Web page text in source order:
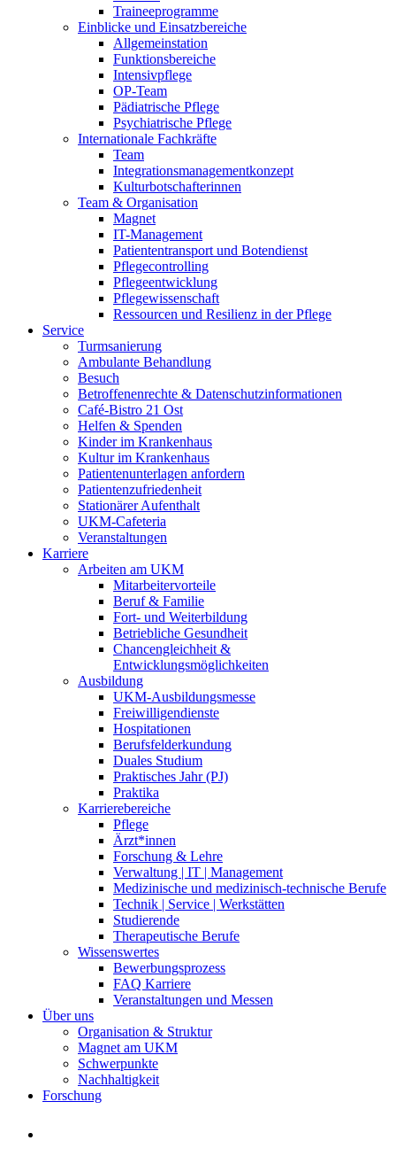
Traineeprogramme
Einblicke und Einsatzbereiche
Allgemeinstation
Funktionsbereiche
Intensivpflege
OP-Team
Pädiatrische Pflege
Psychiatrische Pflege
Internationale Fachkräfte
Team
Integrationsmanagementkonzept
Kulturbotschafterinnen
Team & Organisation
Magnet
IT-Management
Patiententransport und Botendienst
Pflegecontrolling
Pflegeentwicklung
Pflegewissenschaft
Ressourcen und Resilienz in der Pflege
Service
Turmsanierung
Ambulante Behandlung
Besuch
Betroffenenrechte & Datenschutzinformationen
Café-Bistro 21 Ost
Helfen & Spenden
Kinder im Krankenhaus
Kultur im Krankenhaus
Patientenunterlagen anfordern
Patientenzufriedenheit
Stationärer Aufenthalt
UKM-Cafeteria
Veranstaltungen
Karriere
Arbeiten am UKM
Mitarbeitervorteile
Beruf & Familie
Fort- und Weiterbildung
Betriebliche Gesundheit
Chancengleichheit &
Entwicklungsmöglichkeiten
Ausbildung
UKM-Ausbildungsmesse
Freiwilligendienste
Hospitationen
Berufsfelderkundung
Duales Studium
Praktisches Jahr (PJ)
Praktika
Karrierebereiche
Pflege
Ärzt*innen
Forschung & Lehre
Verwaltung | IT | Management
Medizinische und medizinisch-technische Berufe
Technik | Service | Werkstätten
Studierende
Therapeutische Berufe
Wissenswertes
Bewerbungsprozess
FAQ Karriere
Veranstaltungen und Messen
Über uns
Organisation & Struktur
Magnet am UKM
Schwerpunkte
Nachhaltigkeit
Forschung